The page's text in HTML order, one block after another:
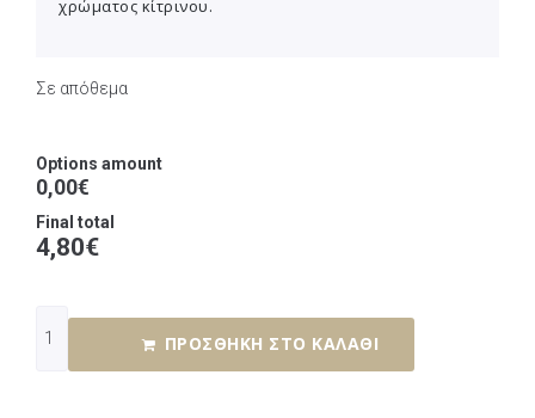
χρώματος κίτρινου.
Σε απόθεμα
Options amount
0,00€
Final total
4,80€
ΠΡΟΣΘΉΚΗ ΣΤΟ ΚΑΛΆΘΙ